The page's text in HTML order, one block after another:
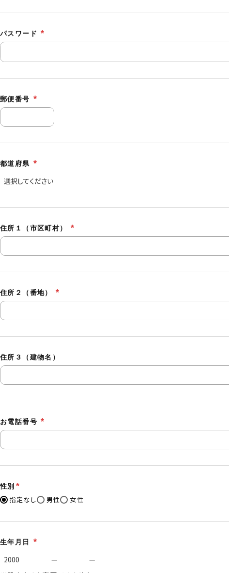
パスワード
郵便番号
都道府県
住所１（市区町村）
住所２（番地）
住所３（建物名）
お電話番号
性別
指定なし 男性 女性
生年月日